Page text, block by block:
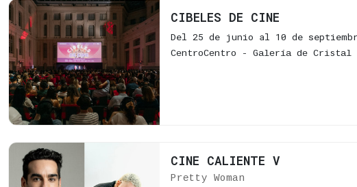
CIBELES DE CINE
Del 25 de junio al 10 de
CentroCentro - Galería de Cristal
CINE CALIENTE V
Pretty Woman